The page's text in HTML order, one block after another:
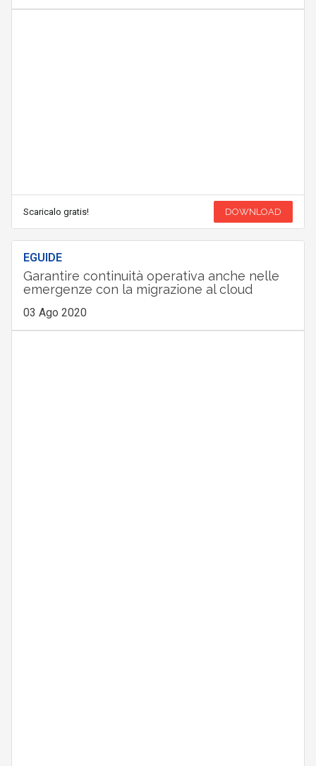
Scaricalo gratis! DOWNLOAD
EGUIDE
Garantire continuità operativa anche nelle
emergenze con la migrazione al cloud
03 Ago 2020